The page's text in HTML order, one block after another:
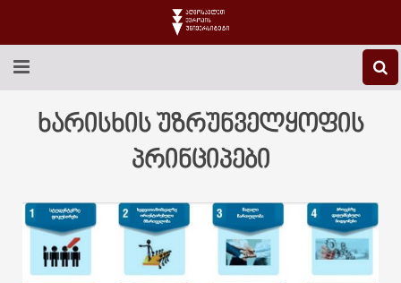
EEU-Ს ᲨᲔᲡᲐᲮᲔᲑ
ᲡᲐᲔᲠᲗᲐᲨᲝᲠᲘᲡᲝ
ᲑᲘᲑᲚᲘᲝᲗᲔᲙᲐ
ხარისხის უზრუნველყოფის
პრინციპები